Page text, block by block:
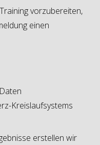
vorzubereiten,
einen
Kreislaufsystems
erstellen wir